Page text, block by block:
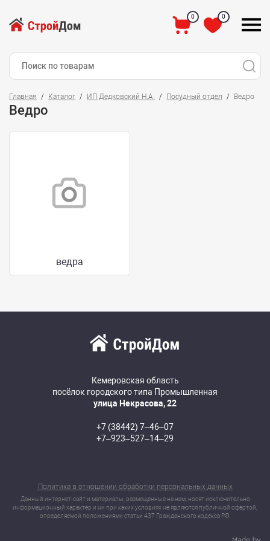
0 0
Главная Каталог ИП Дедковский Н.А. Посудный отдел Ведро
Ведро
ведра
Кемеровская область
посёлок городского типа Промышленная
улица Некрасова, 22
+7 (38442) 7‒46‒07
+7‒923‒527‒14‒29
Политика в отношении обработки персональных данных
Данный интернет-сайт и материалы, размещенные на нем, носят исключительно
информационный характер и ни при каких условиях не являются публичной офертой,
определяемой положениями статьи 437 Гражданского кодекса РФ.